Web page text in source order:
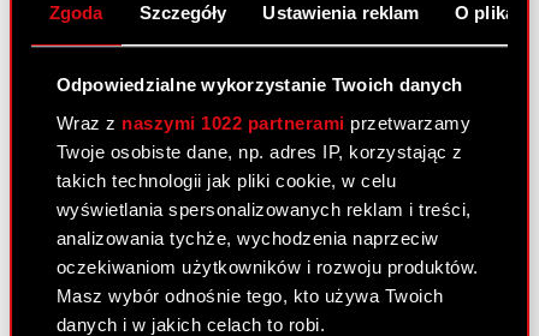
Zgoda Szczegóły Ustawienia reklam O
Odpowiedzialne wykorzystanie Twoich danych
Wraz z naszymi 1022 partnerami przetwarzamy
Twoje osobiste dane, np. adres IP, korzystając z
takich technologii jak pliki cookie, w celu
wyświetlania spersonalizowanych reklam i treści,
analizowania tychże, wychodzenia naprzeciw
oczekiwaniom użytkowników i rozwoju produktów.
Masz wybór odnośnie tego, kto używa Twoich
danych i w jakich celach to robi.
okresowe Zarząd CD PROJEKT S.A. (dalej jako
„Spółka”) informuje, że dnia 23…Czytaj dalej
Powołanie członków Zarządu spółki na
nową kadencję
Raport bieżący nr 10/2017
23 maja 2017
Temat: Powołanie członków Rady Nadzorczej
spółki na nową kadencję Podstawa prawna: Art.